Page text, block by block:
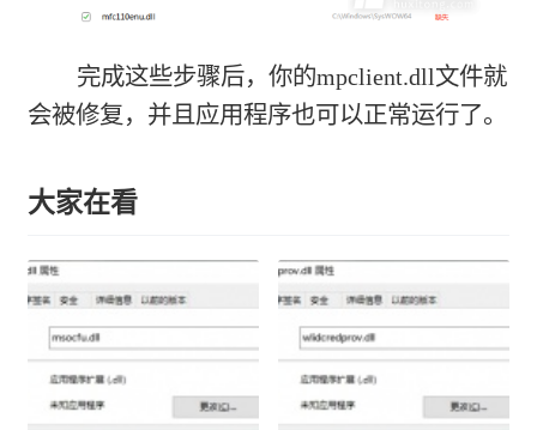
完成这些步骤后，你的mpclient.dll文件就
会被修复，并且应用程序也可以正常运行了。
大家在看